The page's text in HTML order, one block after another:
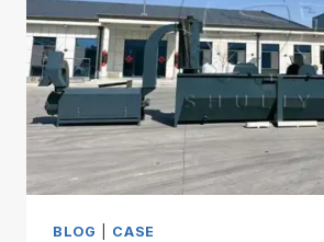
BLOG CASE